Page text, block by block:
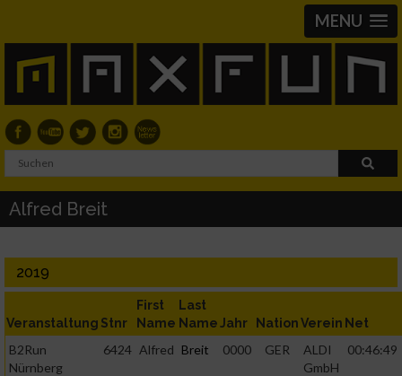
MENU
Alfred Breit
2019
Veranstaltung Stnr
First
Name
Last
NameJahr NationVerein Net
B2Run
Nürnberg
6424 Alfred Breit 0000 GER
ALDI
GmbH
00:46:49